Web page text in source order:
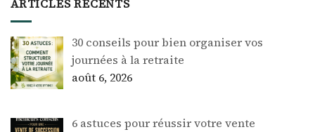
ARTICLES RÉCENTS
30 conseils pour bien organiser vos
journées à la retraite
août 6, 2026
6 astuces pour réussir votre vente